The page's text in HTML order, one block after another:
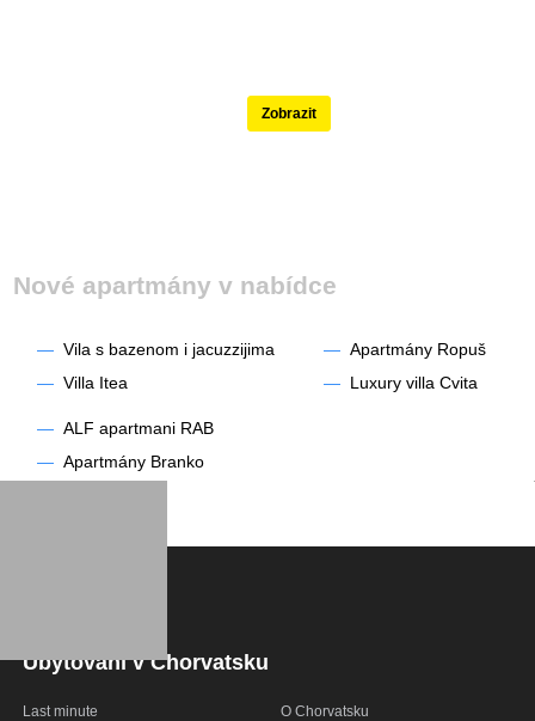
Zobrazit
Nové apartmány v nabídce
— Vila s bazenom i jacuzzijima
— Villa Itea
— Apartmány Ropuš
— Luxury villa Cvita
— ALF apartmani RAB
— Apartmány Branko
Ubytování v Chorvatsku
Last minute O Chorvatsku